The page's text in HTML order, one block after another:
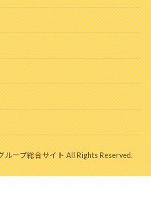
ープ総合サイト All Rights Reserved.